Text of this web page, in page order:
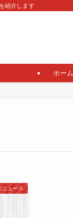
紹介します
ホーム
ニュース